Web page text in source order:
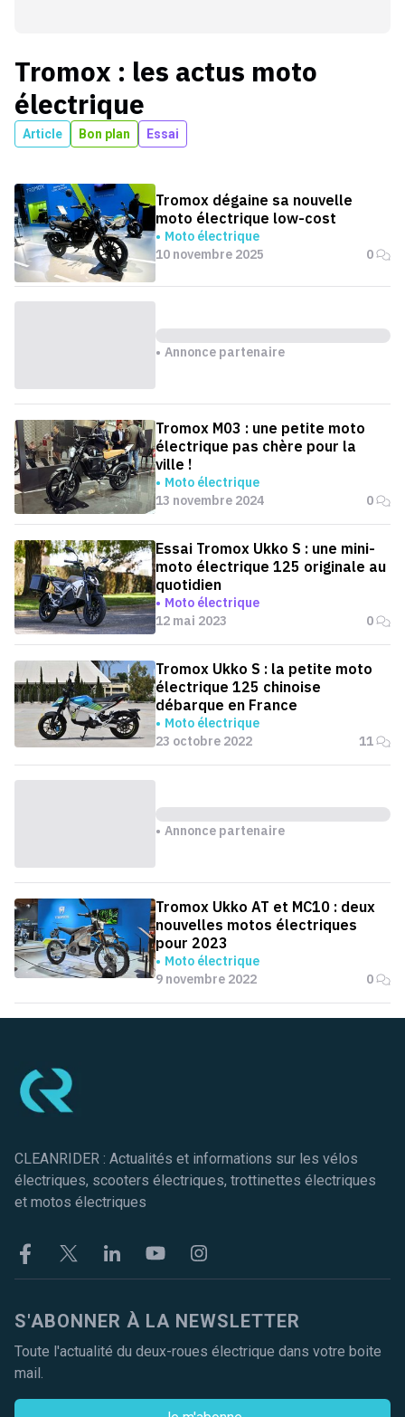
Tromox : les actus moto
électrique
Article Bon plan Essai
Tromox dégaine sa nouvelle
moto électrique low-cost
Moto électrique
10 novembre 2025
0
Annonce partenaire
Tromox M03 : une petite moto
électrique pas chère pour la
ville !
Moto électrique
13 novembre 2024
0
Essai Tromox Ukko S : une mini-
moto électrique 125 originale au
quotidien
Moto électrique
12 mai 2023
0
Tromox Ukko S : la petite moto
électrique 125 chinoise
débarque en France
Moto électrique
23 octobre 2022
11
Annonce partenaire
Tromox Ukko AT et MC10 : deux
nouvelles motos électriques
pour 2023
Moto électrique
9 novembre 2022
0
CLEANRIDER : Actualités et informations sur les vélos
électriques, scooters électriques, trottinettes électriques
et motos électriques
FacebookTwitter LinkekinYoutubeInstagram
S'ABONNER À LA NEWSLETTER
Toute l'actualité du deux-roues électrique dans votre boite
mail.